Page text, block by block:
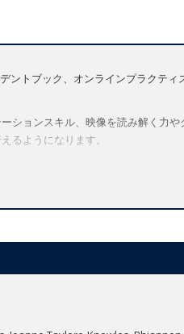
トブック、オンラインプラクティ
ションスキル、映像を読み解く力
るようになります。